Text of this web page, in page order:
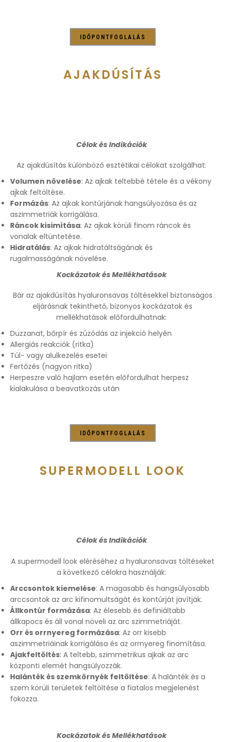
IDŐPONTFOGLALÁS
AJAKDÚSÍTÁS
Célok és Indikációk
Az ajakdúsítás különböző esztétikai célokat szolgálhat:
Volumen növelése: Az ajkak teltebbé tétele és a vékony
ajkak feltöltése.
Formázás: Az ajkak kontúrjának hangsúlyozása és az
aszimmetriák korrigálása.
Ráncok kisimítása: Az ajkak körüli finom ráncok és
vonalak eltüntetése.
Hidratálás: Az ajkak hidratáltságának és
rugalmasságának növelése.
Kockázatok és Mellékhatások
Bár az ajakdúsítás hyaluronsavas töltésekkel biztonságos
eljárásnak tekinthető, bizonyos kockázatok és
mellékhatások előfordulhatnak:
Duzzanat, bőrpír és zúzódás az injekció helyén
Allergiás reakciók (ritka)
Túl- vagy alulkezelés esetei
Fertőzés (nagyon ritka)
Herpeszre való hajlam esetén előfordulhat herpesz
kialakulása a beavatkozás után
IDŐPONTFOGLALÁS
SUPERMODELL LOOK
Célok és Indikációk
A supermodell look eléréséhez a hyaluronsavas töltéseket
a következő célokra használják:
Arccsontok kiemelése: A magasabb és hangsúlyosabb
arccsontok az arc kifinomultságát és kontúrját javítják.
Állkontúr formázása: Az élesebb és definiáltabb
állkapocs és áll vonal növeli az arc szimmetriáját.
Orr és orrnyereg formázása: Az orr kisebb
aszimmetriáinak korrigálása és az orrnyereg finomítása.
Ajakfeltöltés: A teltebb, szimmetrikus ajkak az arc
központi elemét hangsúlyozzák.
Halánték és szemkörnyék feltöltése: A halánték és a
szem körüli területek feltöltése a fiatalos megjelenést
fokozza.
Kockázatok és Mellékhatások